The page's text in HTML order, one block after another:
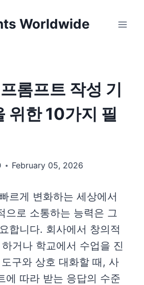
Worldwide
롬프트 작성 기
위한 10가지 필
February 05, 2026
르게 변화하는 세상에서
으로 소통하는 능력은 그
합니다. 회사에서 창의적
거나 학교에서 수업을 진
구와 상호 대화할 때, 사
에 따라 받는 응답의 수준